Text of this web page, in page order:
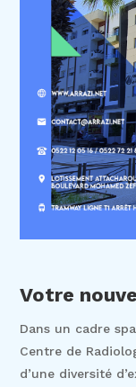
Votre
Dans un cadre
Centre de
d’une diversité